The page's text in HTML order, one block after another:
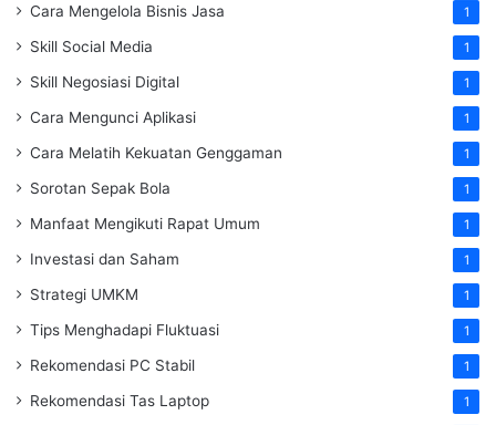
Cara Mengelola Bisnis Jasa 1
Skill Social Media 1
Skill Negosiasi Digital 1
Cara Mengunci Aplikasi 1
Cara Melatih Kekuatan Genggaman 1
Sorotan Sepak Bola 1
Manfaat Mengikuti Rapat Umum 1
Investasi dan Saham 1
Strategi UMKM 1
Tips Menghadapi Fluktuasi 1
Rekomendasi PC Stabil 1
Rekomendasi Tas Laptop 1